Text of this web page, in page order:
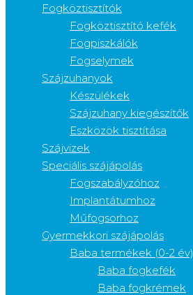
Fogköztisztítók
Fogköztisztító kefék
Fogpiszkálók
Fogselymek
Szájzuhanyok
Készülékek
Szájzuhany kiegészítők
Eszközök tisztítása
Szájvizek
Speciális szájápolás
Fogszabályzóhoz
Implantátumhoz
Műfogsorhoz
Gyermekkori szájápolás
Baba termékek (0-2 év)
Baba fogkefék
Baba fogkrémek